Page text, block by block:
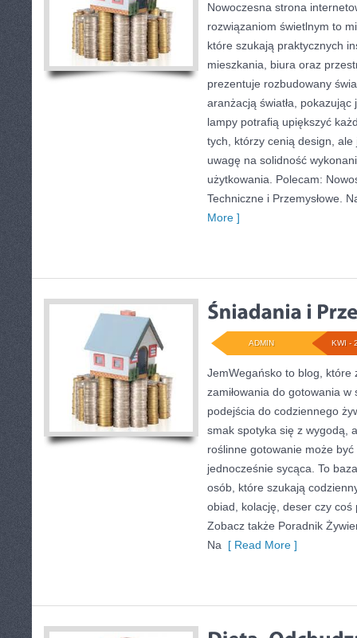
Nowoczesna strona
rozwiązaniom świetlnym to
które szukają praktycznych
mieszkania, biura oraz
prezentuje rozbudowany
aranżacją światła,
lampy potrafią upiększyć
tych, którzy cenią design,
uwagę na solidność
użytkowania. Polecam:
Techniczne i Przemysłowe.
More ]
KWI -
ADMIN
JemWegańsko to blog, które
zamiłowania do gotowania
podejścia do codziennego
smak spotyka się z wygodą,
roślinne gotowanie może
jednocześnie sycąca. To
osób, które szukają
obiad, kolację, deser czy coś
Zobacz także Poradnik
Na [ Read More ]